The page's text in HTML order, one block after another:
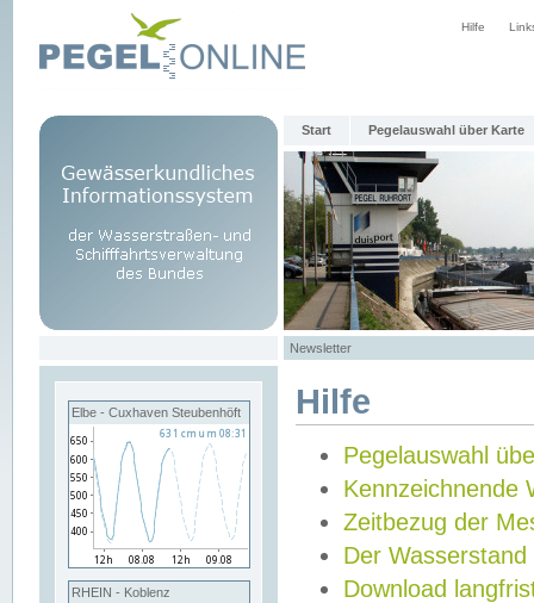
Hilfe
Start Pegelauswahl über Karte
Newsletter
Elbe - Cuxhaven Steubenhöft
RHEIN - Koblenz
Hilfe
Pegelauswahl
Kennzeichnende
Zeitbezug der
Der Wasserstand
Download